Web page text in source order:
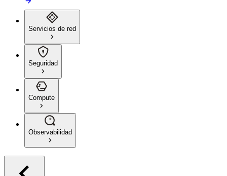
Servicios de red
Seguridad
Compute
Observabilidad